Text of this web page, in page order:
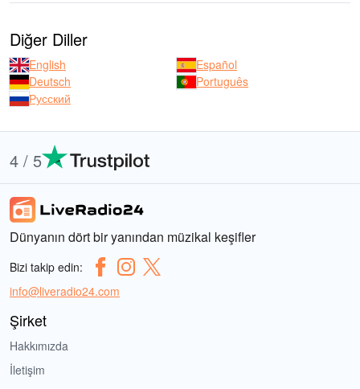
Diğer Diller
English
Español
Deutsch
Português
Русский
4 / 5
Dünyanın dört bir yanından müzikal keşifler
Bizi takip edin:
info@liveradio24.com
Şirket
Hakkımızda
İletişim